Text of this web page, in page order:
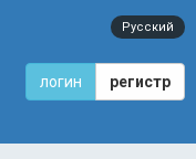
Русский
логин регистр